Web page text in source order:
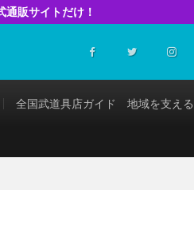
販サイトだけ！
全国武道具店ガイド 地域を支える